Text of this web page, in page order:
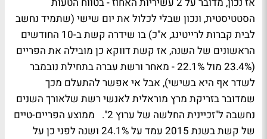
הסטטיסטית, ונכון שבלי לכלול את יום שישי (שתמיד נחשב
לבית קברות לרייטינג, א"כ) בו שידרה קשת ב-10 החודשים
הראשונים של השנה, אז קשת דווקא כן מובילה את הפריים
(23.4% מול 22.1% - מאחר ורשת עברה בתחילת נובמבר
לשדר אף היא בשישי), אבל אי אפשר להתעלם מכך
שמדובר בזריקת מרץ מוראלית לאנשי רשת שלאורך השנים
נחשבה ל"זכיינית החלשה של ערוץ 2". ממוצע הפריים-טיים
של קשת בשנת 2015 עמד על 24.1% ושנה לפני כן על